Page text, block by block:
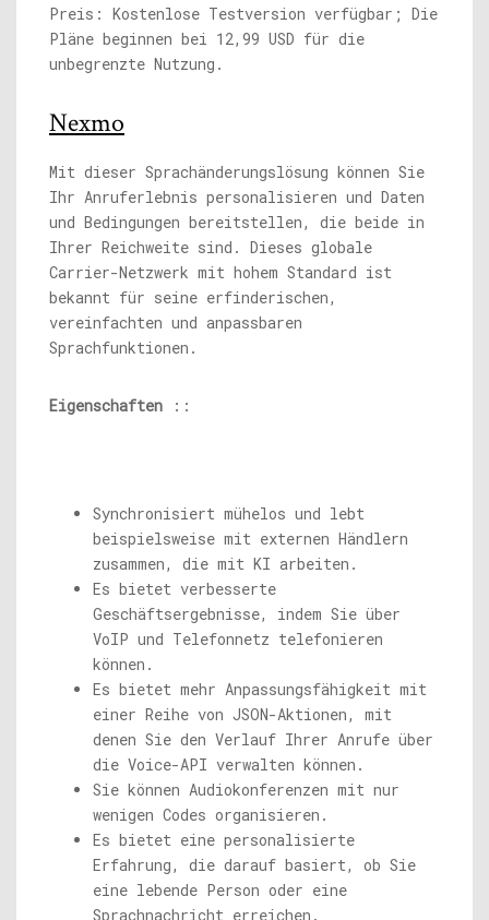
Preis: Kostenlose Testversion verfügbar; Die
Pläne beginnen bei 12,99 USD für die
unbegrenzte Nutzung.
Nexmo
Mit dieser Sprachänderungslösung können Sie
Ihr Anruferlebnis personalisieren und Daten
und Bedingungen bereitstellen, die beide in
Ihrer Reichweite sind. Dieses globale
Carrier-Netzwerk mit hohem Standard ist
bekannt für seine erfinderischen,
vereinfachten und anpassbaren
Sprachfunktionen.
Eigenschaften ::
Synchronisiert mühelos und lebt
beispielsweise mit externen Händlern
zusammen, die mit KI arbeiten.
Es bietet verbesserte
Geschäftsergebnisse, indem Sie über
VoIP und Telefonnetz telefonieren
können.
Es bietet mehr Anpassungsfähigkeit mit
einer Reihe von JSON-Aktionen, mit
denen Sie den Verlauf Ihrer Anrufe über
die Voice-API verwalten können.
Sie können Audiokonferenzen mit nur
wenigen Codes organisieren.
Es bietet eine personalisierte
Erfahrung, die darauf basiert, ob Sie
eine lebende Person oder eine
Sprachnachricht erreichen.